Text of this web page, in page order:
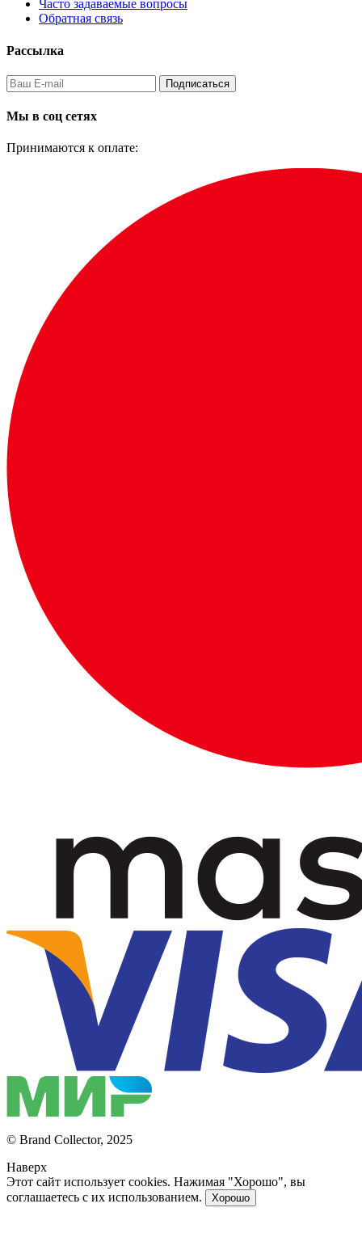
Часто задаваемые вопросы
Обратная связь
Рассылка
Подписаться
Мы в соц сетях
Принимаются к оплате:
© Brand Collector, 2025
Наверх
Этот сайт использует cookies. Нажимая "Хорошо", вы
соглашаетесь с их использованием.
Хорошо